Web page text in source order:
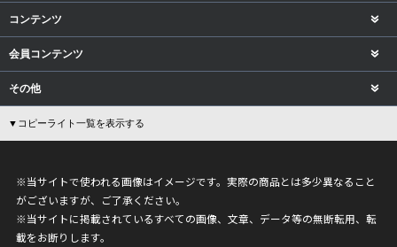
コンテンツ
会員コンテンツ
その他
▼コピーライト一覧を表示する
※当サイトで使われる画像はイメージです。実際の商品とは多少異なること
がございますが、ご了承ください。
※当サイトに掲載されているすべての画像、文章、データ等の無断転用、転
載をお断りします。